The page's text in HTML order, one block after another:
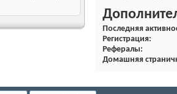
Последняя
Регистрация
Рефералы
Домашняя